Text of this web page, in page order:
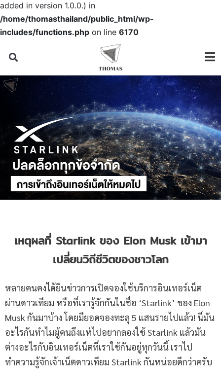
added in version 1.0.0.) in
/home/thomasthailand/public_html/wp-
includes/functions.php on line 6170
เหตุผลที่ Starlink ของ Elon Musk เข้ามา
เปลี่ยนวิถีชีวิตของชาวโลก
หลายคนคงได้ยินข่าวการเปิดจองใช้บริการอินเทอร์เน็ต
ผ่านดาวเทียม หรือที่เรารู้จักกันในชื่อ ‘Starlink’ ของ Elon
Musk กันมาบ้าง โดยมียอดจองทะลุ 5 แสนรายไปแล้ว! นี่มัน
อะไรกันทำไมผู้คนถึงแห่ไปอยากลองใช้ Starlink แล้วมัน
ต่างอะไรกับอินเทอร์เน็ตที่เราใช้กันอยู่ทุกวันนี้ เราไป
ทำความรู้จักเจ้าเน็ตดาวเทียม Starlink กันหน่อยดีกว่าครับ